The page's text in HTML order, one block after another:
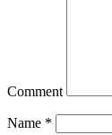
Comment
Name *